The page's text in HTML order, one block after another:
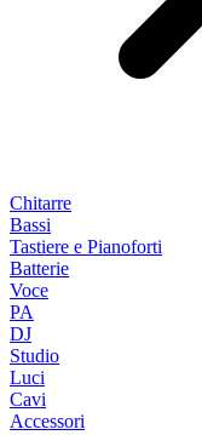
Chitarre
Bassi
Tastiere e Pianoforti
Batterie
Voce
PA
DJ
Studio
Luci
Cavi
Accessori